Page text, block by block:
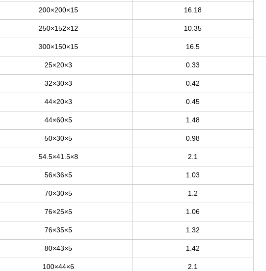
200×200×15 16.18
250×152×12 10.35
300×150×15 16.5
25×20×3 0.33
32×30×3 0.42
44×20×3 0.45
44×60×5 1.48
50×30×5 0.98
54.5×41.5×8 2.1
56×36×5 1.03
70×30×5 1.2
76×25×5 1.06
76×35×5 1.32
80×43×5 1.42
100×44×6 2.1